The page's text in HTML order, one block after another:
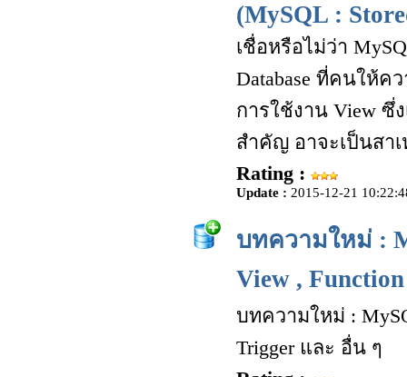
(MySQL :
เชื่อหรือไม่ว่า
Database ที่คนให้ค
การใช้งาน View ซึ่
สำคัญ อาจะเป็นสาเ
Rating :
Update : 2015-12-21
บทความใหม่ :
View ,
บทความใหม่ :
Trigger และ อื่น ๆ